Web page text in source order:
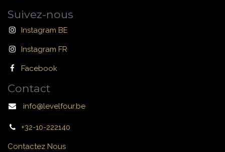
Suivez-nous
Instagram BE
Instagram FR
Facebook
Contact
info@levelfour.be
+32-10-222140
Contactez Nous